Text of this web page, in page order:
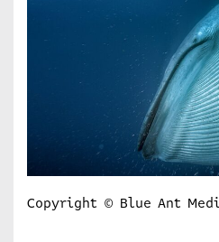
Copyright © Blue Ant